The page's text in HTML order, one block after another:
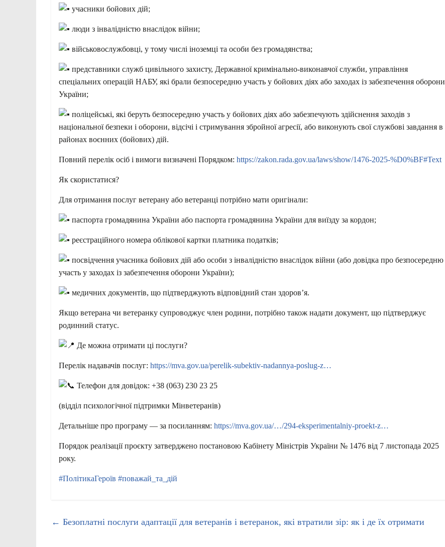
учасники бойових дій;
люди з інвалідністю внаслідок війни;
військовослужбовці, у тому числі іноземці та особи без громадянства;
представники служб цивільного захисту, Державної кримінально-виконавчої служби, управління
спеціальних операцій НАБУ, які брали безпосередню участь у бойових діях або заходах із забезпечення оборони
України;
поліцейські, які беруть безпосередню участь у бойових діях або забезпечують здійснення заходів з
національної безпеки і оборони, відсічі і стримування збройної агресії, або виконують свої службові завдання в
районах воєнних (бойових) дій.
Повний перелік осіб і вимоги визначені Порядком: https://zakon.rada.gov.ua/laws/show/1476-2025-%D0%BF#Text
Як скористатися?
Для отримання послуг ветерану або ветеранці потрібно мати оригінали:
паспорта громадянина України або паспорта громадянина України для виїзду за кордон;
реєстраційного номера облікової картки платника податків;
посвідчення учасника бойових дій або особи з інвалідністю внаслідок війни (або довідка про безпосередню
участь у заходах із забезпечення оборони України);
медичних документів, що підтверджують відповідний стан здоров’я.
Якщо ветерана чи ветеранку супроводжує член родини, потрібно також надати документ, що підтверджує
родинний статус.
Де можна отримати ці послуги?
Перелік надавачів послуг: https://mva.gov.ua/perelik-subektiv-nadannya-poslug-z…
Телефон для довідок: +38 (063) 230 23 25
(відділ психологічної підтримки Мінветеранів)
Детальніше про програму — за посиланням: https://mva.gov.ua/…/294-eksperimentalniy-proekt-z…
Порядок реалізації проєкту затверджено постановою Кабінету Міністрів України № 1476 від 7 листопада 2025
року.
#ПолітикаГероїв #поважай_та_дій
← Безоплатні послуги адаптації для ветеранів і ветеранок, які втратили зір: як і де їх отримати